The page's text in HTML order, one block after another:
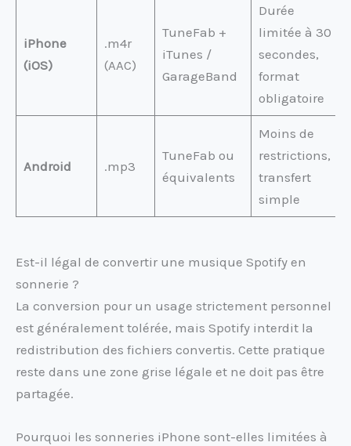
iPhone
(iOS)
.m4r
(AAC)
TuneFab +
iTunes /
GarageBand
Durée
limitée à 30
secondes,
format
obligatoire
Android .mp3
TuneFab ou
équivalents
Moins de
restrictions,
transfert
simple
Est-il légal de convertir une musique Spotify en
sonnerie ?
La conversion pour un usage strictement personnel
est généralement tolérée, mais Spotify interdit la
redistribution des fichiers convertis. Cette pratique
reste dans une zone grise légale et ne doit pas être
partagée.
Pourquoi les sonneries iPhone sont-elles limitées à